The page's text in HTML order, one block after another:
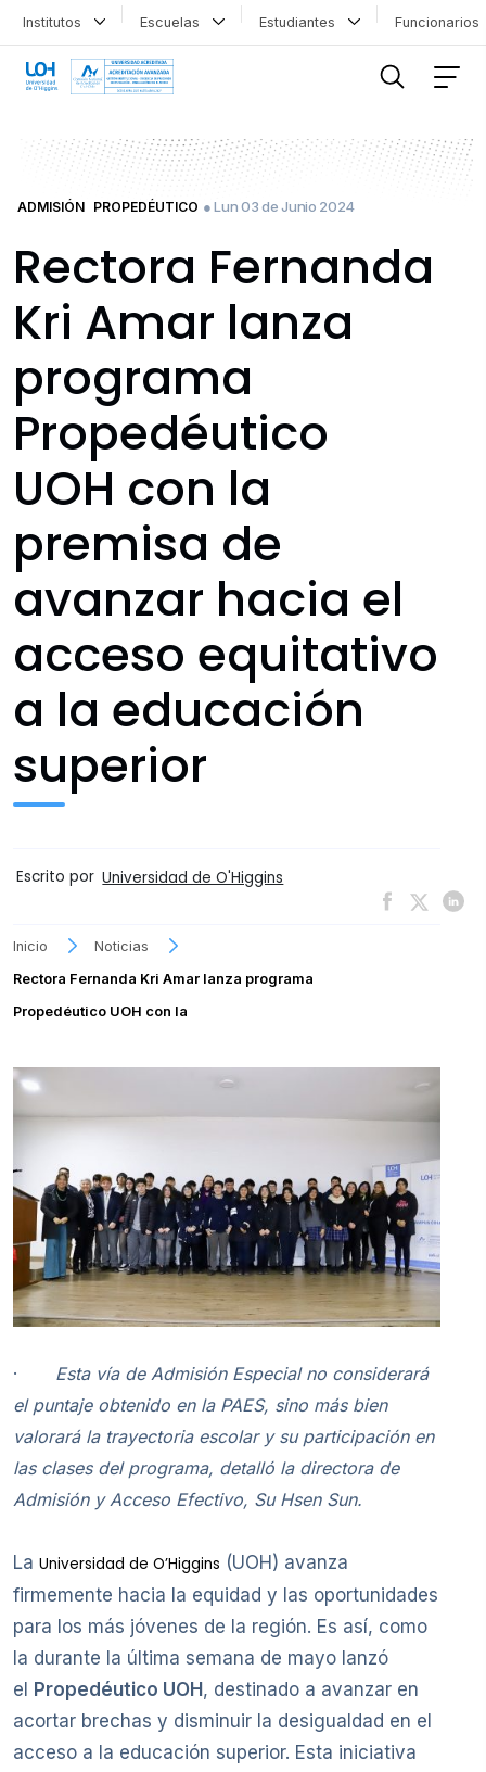
Institutos Escuelas Estudiantes
ADMISIÓN PROPEDÉUTICO ● Lun 03 de Junio 2024
Rectora Fernanda
Kri Amar lanza
programa
Propedéutico
UOH con la
premisa de
avanzar hacia el
acceso equitativo
a la educación
superior
Escrito por Universidad de O'Higgins
Inicio
Noticias
Rectora Fernanda Kri Amar lanza programa
Propedéutico UOH con la
· Esta vía de Admisión Especial no considerará
el puntaje obtenido en la PAES, sino más bien
valorará la trayectoria escolar y su participación en
las clases del programa, detalló la directora de
Admisión y Acceso Efectivo, Su Hsen Sun.
La Universidad de O’Higgins (UOH) avanza
firmemente hacia la equidad y las oportunidades
para los más jóvenes de la región. Es así, como
la durante la última semana de mayo lanzó
el
Propedéutico UOH , destinado a avanzar en
acortar brechas y disminuir la desigualdad en el
acceso a la educación superior. Esta iniciativa